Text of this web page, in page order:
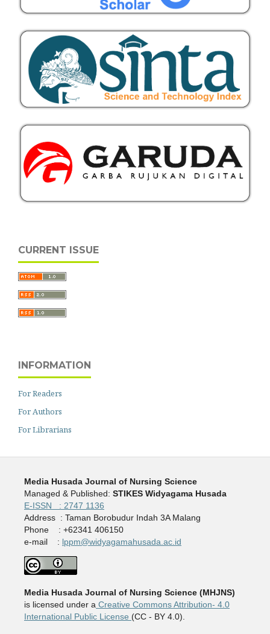
CURRENT ISSUE
INFORMATION
For Readers
For Authors
For Librarians
Media Husada Journal of Nursing Science
Managed & Published: STIKES Widyagama Husada
E-ISSN : 2747 1136
Address : Taman Borobudur Indah 3A Malang
Phone : +62341 406150
e-mail : lppm@widyagamahusada.ac.id
Media Husada Journal of Nursing Science (MHJNS)
is licensed under a Creative Commons Attribution- 4.0
International Public License (CC - BY 4.0).